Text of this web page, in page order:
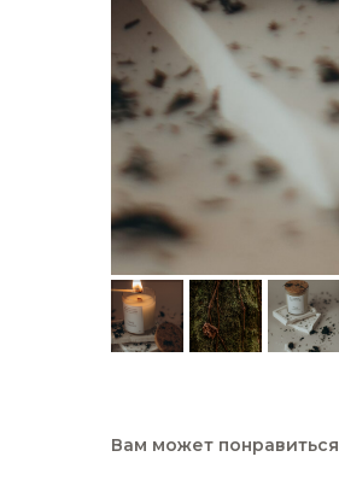
Вам может понравиться